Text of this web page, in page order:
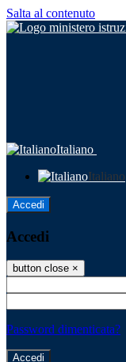
Salta al contenuto
Italiano
Italiano
Accedi
Accedi
button close ×
Password dimenticata?